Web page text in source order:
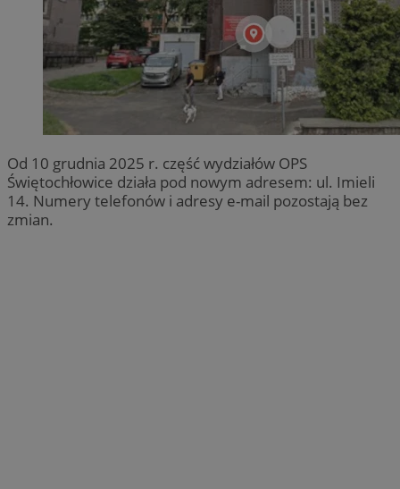
Od 10 grudnia 2025 r. część wydziałów OPS
Świętochłowice działa pod nowym adresem: ul. Imieli
14. Numery telefonów i adresy e-mail pozostają bez
zmian.